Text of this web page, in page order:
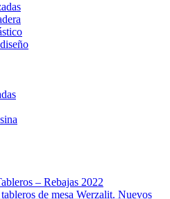
– Rebajas 2022
de mesa Werzalit. Nuevos